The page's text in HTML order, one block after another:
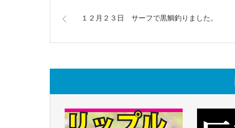
１２月２３日 サーフで黒鯛釣りました。